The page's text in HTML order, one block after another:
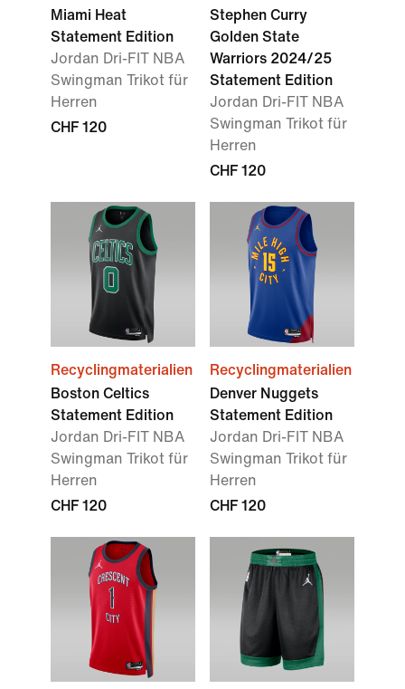
Miami Heat
Statement Edition
Jordan Dri-FIT NBA
Swingman Trikot für
Herren
CHF 120
Stephen Curry
Golden State
Warriors 2024/25
Statement Edition
Jordan Dri-FIT NBA
Swingman Trikot für
Herren
CHF 120
Recyclingmaterialien
Boston Celtics
Statement Edition
Jordan Dri-FIT NBA
Swingman Trikot für
Herren
CHF 120
Recyclingmaterialien
Denver Nuggets
Statement Edition
Jordan Dri-FIT NBA
Swingman Trikot für
Herren
CHF 120